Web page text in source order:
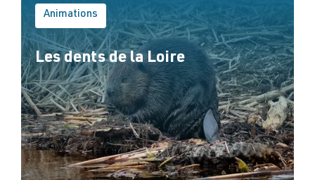
Animations
Les dents de la Loire